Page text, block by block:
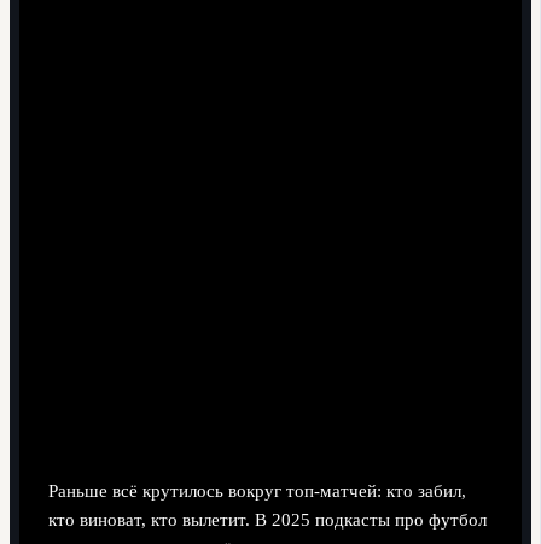
Раньше всё крутилось вокруг топ‑матчей: кто забил,
кто виноват, кто вылетит. В 2025 подкасты про футбол